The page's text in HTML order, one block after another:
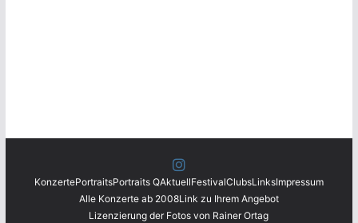
KonzertePortraitsPortraits QAktuellFestivalClubsLinksImpressum
Alle Konzerte ab 2008Link zu Ihrem Angebot
Lizenzierung der Fotos von Rainer Ortag